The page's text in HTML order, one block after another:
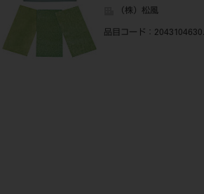
（株）松風
品目コード ：